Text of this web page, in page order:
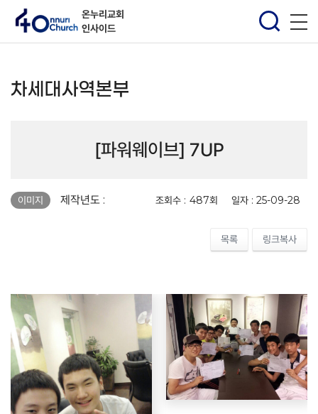
온누리교회
인사이드
차세대사역본부
[파워웨이브] 7UP
이미지 제작년도 : 조회수 : 487회 일자 : 25-09-28
목록 링크복사